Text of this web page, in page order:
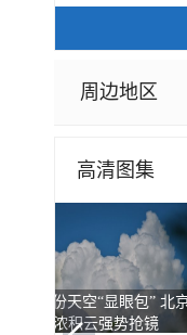
高清图集
走进青海祁连 邂
自然的顶级配